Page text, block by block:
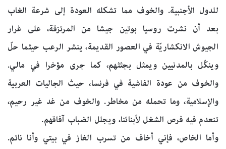
للدول الأجنبية. والخوف مما تشكله العودة إلى شرعة الغاب
بعد أن نشرت روسيا بوتين جيشا من المرتزقة، على غرار
الجيوش الانكشاريّة في العصور القديمة، ينشر الرعب حيثما حلّ
وينكّل بالمدنيين ويمثل بجثثهم، كما جرى مؤخرا في مالي.
والخوف من عودة الفاشية في فرنسا، حيث الجاليات العربية
والإسلامية، وما تحمله من مخاطر. والخوف من غد غير رحيم،
تنعدم فيه فرص الشغل لأبنائنا، ويجلل الضباب آفاقهم.
وأما الخاص، فإني أخاف من تسرب الغاز في بيتي وأنا نائم.